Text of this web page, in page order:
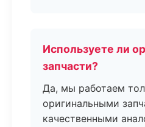
Используете ли
запчасти?
Да, мы работаем
оригинальными
качественными